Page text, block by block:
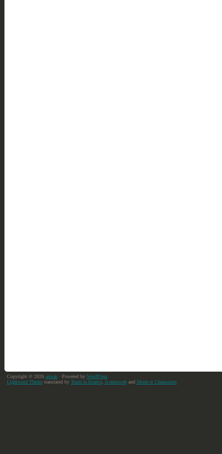
Copyright © 2026 aimak· Powered by WordPress
Lightword Themetranslated by Toute la finance, A remuweband Mode et Chaussures